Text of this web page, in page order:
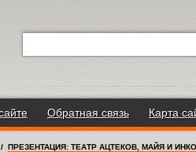
Обратная связь Карта
/ ПРЕЗЕНТАЦИЯ: ТЕАТР АЦТЕКОВ, МАЙЯ И